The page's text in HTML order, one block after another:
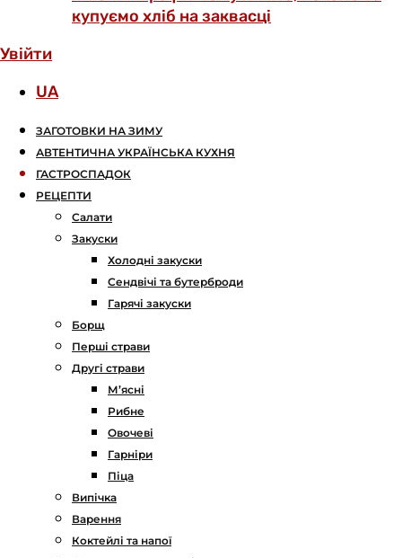
купуємо хліб на заквасці
Увійти
UA
ЗАГОТОВКИ НА ЗИМУ
АВТЕНТИЧНА УКРАЇНСЬКА КУХНЯ
ГАСТРОСПАДОК
РЕЦЕПТИ
Салати
Закуски
Холодні закуски
Сендвічі та бутерброди
Гарячі закуски
Борщ
Перші страви
Другі страви
М’ясні
Рибне
Овочеві
Гарніри
Піца
Випічка
Варення
Коктейлі та напої